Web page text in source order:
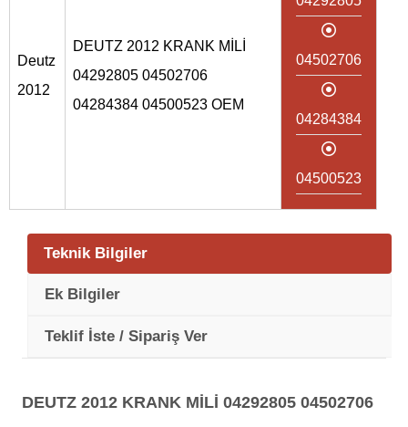
Deutz
2012
DEUTZ 2012 KRANK MİLİ
04292805 04502706
04284384 04500523 OEM
04502706
04284384
04500523
Teknik Bilgiler
Ek Bilgiler
Teklif İste / Sipariş Ver
DEUTZ 2012 KRANK MİLİ 04292805 04502706